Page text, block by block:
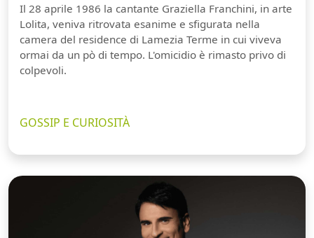
Il 28 aprile 1986 la cantante Graziella Franchini, in arte
Lolita, veniva ritrovata esanime e sfigurata nella
camera del residence di Lamezia Terme in cui viveva
ormai da un pò di tempo. L'omicidio è rimasto privo di
colpevoli.
GOSSIP E CURIOSITÀ